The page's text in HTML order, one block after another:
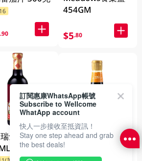
.90
士汁
454GM
$5.80
李錦記甜豉油
207ML
訂閱惠康WhatsApp帳號
Subscribe to Wellcome
WhatApp account
快人一步接收至抵資訊！
Stay one step ahead and grab
the best deals!